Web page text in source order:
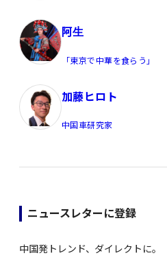
阿生
「東京で中華を食らう」
加藤ヒロト
中国車研究家
ニュースレターに登録
中国発トレンド、ダイレクトに。